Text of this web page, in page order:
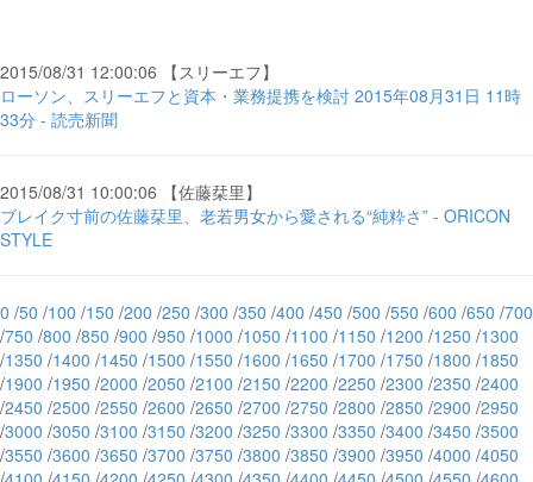
2015/08/31 12:00:06 【スリーエフ】
ローソン、スリーエフと資本・業務提携を検討 2015年08月31日 11時
33分 - 読売新聞
2015/08/31 10:00:06 【佐藤栞里】
ブレイク寸前の佐藤栞里、老若男女から愛される“純粋さ” - ORICON
STYLE
0 /50 /100 /150 /200 /250 /300 /350 /400 /450 /500 /550 /600 /650 /700
/750 /800 /850 /900 /950 /1000 /1050 /1100 /1150 /1200 /1250 /1300
/1350 /1400 /1450 /1500 /1550 /1600 /1650 /1700 /1750 /1800 /1850
/1900 /1950 /2000 /2050 /2100 /2150 /2200 /2250 /2300 /2350 /2400
/2450 /2500 /2550 /2600 /2650 /2700 /2750 /2800 /2850 /2900 /2950
/3000 /3050 /3100 /3150 /3200 /3250 /3300 /3350 /3400 /3450 /3500
/3550 /3600 /3650 /3700 /3750 /3800 /3850 /3900 /3950 /4000 /4050